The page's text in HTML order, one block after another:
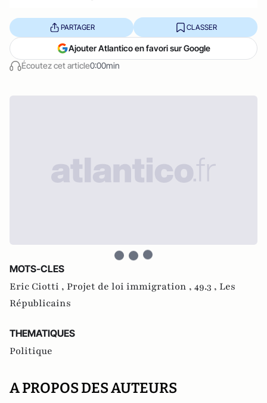
Écoutez cet article0:00min
PARTAGER CLASSER
Ajouter Atlantico en favori sur Google
MOTS-CLES
Eric Ciotti , Projet de loi immigration , 49.3 , Les
Républicains
THEMATIQUES
Politique
A PROPOS DES AUTEURS